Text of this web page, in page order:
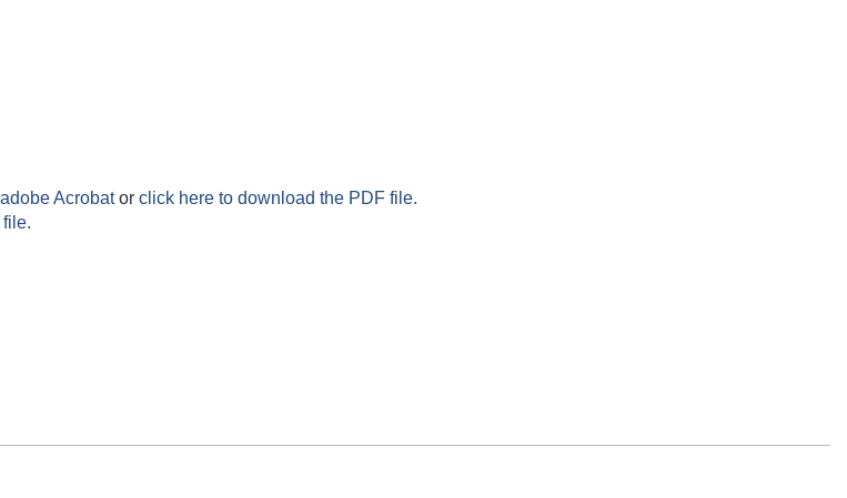
Acrobator click here to download the PDF file.